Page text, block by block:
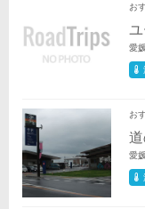
お
愛
お
愛